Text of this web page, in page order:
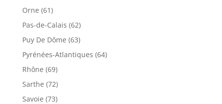
Orne (61)
Pas-de-Calais (62)
Puy De Dôme (63)
Pyrénées-Atlantiques (64)
Rhône (69)
Sarthe (72)
Savoie (73)